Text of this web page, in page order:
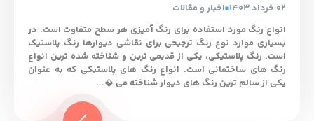
02 خرداد 1403
اخبار و مقالات
انواع رنگ مورد استفاده برای رنگ آمیزی هر سطح متفاوت است. در
بسیاری موارد نوع رنگ ترجیحی برای نقاشی دیوارها رنگ پلاستیک
است. رنگ پلاستیکی، یکی از قدیمی ترین و شناخته شده ترین انواع
رنگ های ساختمانی است. انواع رنگ های پلاستیکی که به عنوان
یکی از سالم ترین رنگ های دیوار شناخته می �...